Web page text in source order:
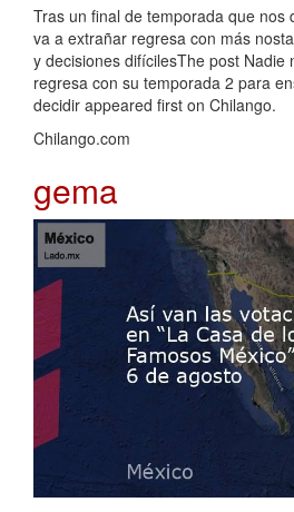
Tras un final de temporada que nos
va a extrañar regresa con más
y decisiones difícilesThe post Nadie
regresa con su temporada 2 para
decidir appeared first on Chilango.
Chilango.com
gema